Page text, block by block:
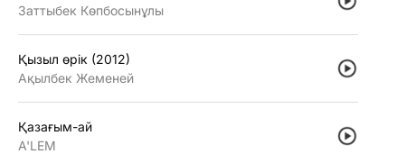
Заттыбек Көпбосынұлы
Қызыл өрiк (2012)
Ақылбек Жеменей
Қазағым-ай
A'LEM